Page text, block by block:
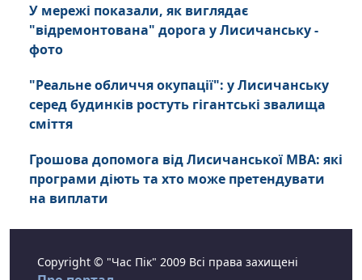
У мережі показали, як виглядає
"відремонтована" дорога у Лисичанську -
фото
"Реальне обличчя окупації": у Лисичанську
серед будинків ростуть гігантські звалища
сміття
Грошова допомога від Лисичанської МВА: які
програми діють та хто може претендувати
на виплати
Copyright © "Час Пік" 2009 Всі права захищені